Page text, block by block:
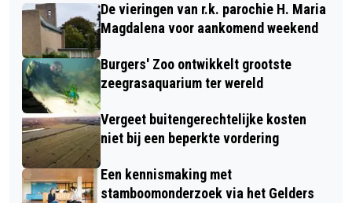
De vieringen van r.k. parochie H. Maria
Magdalena voor aankomend weekend
Burgers' Zoo ontwikkelt grootste
zeegrasaquarium ter wereld
Vergeet buitengerechtelijke kosten
niet bij een beperkte vordering
Een kennismaking met
stamboomonderzoek via het Gelders